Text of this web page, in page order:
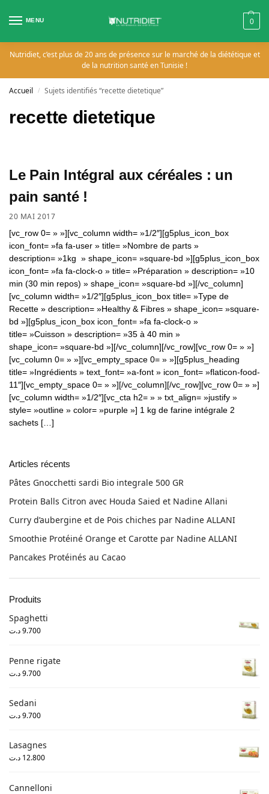
MENU 0
Nutridiet, c’est plus de 20 ans de présence sur le marché de la diététique et
de la nutrition santé en Tunisie !
Accueil / Sujets identifiés “recette dietetique”
recette dietetique
Le Pain Intégral aux céréales : un
pain santé !
20 MAI 2017
[vc_row 0= » »][vc_column width= »1/2″][g5plus_icon_box
icon_font= »fa fa-user » title= »Nombre de parts »
description= »1kg » shape_icon= »square-bd »][g5plus_icon_box
icon_font= »fa fa-clock-o » title= »Préparation » description= »10
min (30 min repos) » shape_icon= »square-bd »][/vc_column]
[vc_column width= »1/2″][g5plus_icon_box title= »Type de
Recette » description= »Healthy & Fibres » shape_icon= »square-
bd »][g5plus_icon_box icon_font= »fa fa-clock-o »
title= »Cuisson » description= »35 à 40 min »
shape_icon= »square-bd »][/vc_column][/vc_row][vc_row 0= » »]
[vc_column 0= » »][vc_empty_space 0= » »][g5plus_heading
title= »Ingrédients » text_font= »a-font » icon_font= »flaticon-food-
11″][vc_empty_space 0= » »][/vc_column][/vc_row][vc_row 0= » »]
[vc_column width= »1/2″][vc_cta h2= » » txt_align= »justify »
style= »outline » color= »purple »] 1 kg de farine intégrale 2
sachets […]
Articles récents
Pâtes Gnocchetti sardi Bio integrale 500 GR
Protein Balls Citron avec Houda Saied et Nadine Allani
Curry d’aubergine et de Pois chiches par Nadine ALLANI
Smoothie Protéiné Orange et Carotte par Nadine ALLANI
Pancakes Protéinés au Cacao
Produits
Spaghetti
9.700د.ت
Penne rigate
9.700د.ت
Sedani
9.700د.ت
Lasagnes
12.800 د.ت
Cannelloni